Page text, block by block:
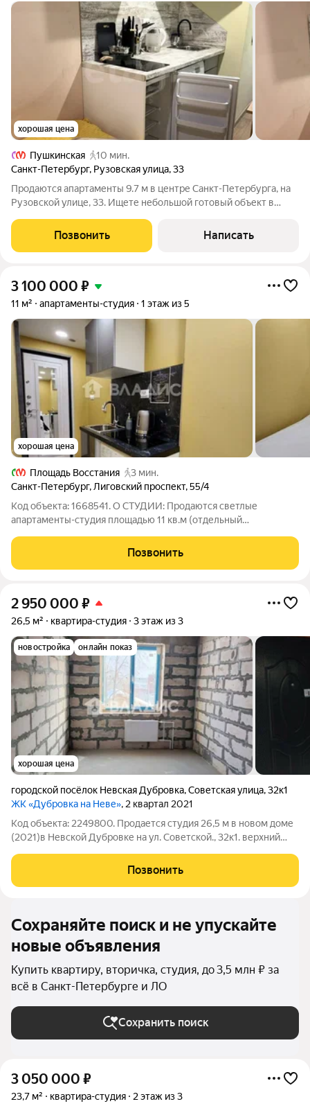
хорошая цена
Пушкинская
10 мин.
Санкт-Петербург, Рузовская улица,33
Продаются апартаменты 9.7 м в центре Санкт-Петербурга, на
Рузовской улице, 33. Ищете небольшой готовый объект в
можно сдавать и не вкладываться в ремонт, мебель и технику?
Тогда этот вариант стоит
Позвонить Написать
3 100 000 ₽
11 м² апартаменты-студия 1 этаж из 5
хорошая цена
Площадь Восстания
3 мин.
Санкт-Петербург, Лиговский проспект,55/4
Код объекта: 1668541. О СТУДИИ: Продаются светлые
aпартаменты-студия площадью 11 кв.м (отдельный
техникой в 5-и этажном кирпичном жилом доме в 3-х минутах
от Московского вокзала. Студия не передана
Позвонить
2 950 000 ₽
26,5 м² квартира-студия 3 этаж из 3
новостройка онлайн показ
хорошая цена
городской посёлок Невская Дубровка,Советская улица,32к1
ЖК «Дубровка на Неве», 2 квартал 2021
Код объекта: 2249800. Продается студия 26,5 м в новом доме
(2021)в Невской Дубровке на ул. Советской., 32к1. верхний
выгодного вложения. Свет от улицы, потолки 2,7 м и
продуманная
Позвонить
Сохраняйте поиск и не упускайте
новые объявления
Купить квартиру, вторичка, студия, до 3,5 млн ₽ за
всё в Санкт-Петербурге и ЛО
Сохранить поиск
3 050 000 ₽
23,7 м² квартира-студия 2 этаж из 3